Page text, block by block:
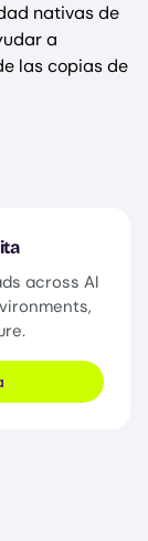
nativas de
a
las copias de
across AI